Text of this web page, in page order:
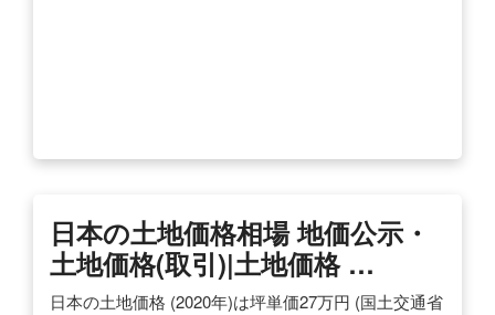
日本の土地価格相場 地価公示・
土地価格(取引)|土地価格 …
日本の土地価格 (2020年)は坪単価27万円 (国土交通省